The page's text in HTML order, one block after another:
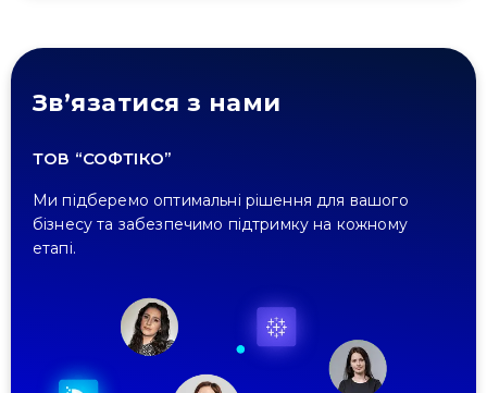
Зв’язатися з нами
ТОВ “СОФТІКО”
Ми підберемо оптимальні рішення для вашого
бізнесу та забезпечимо підтримку на кожному
етапі.